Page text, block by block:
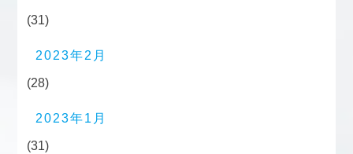
(31)
2023年2月
(28)
2023年1月
(31)